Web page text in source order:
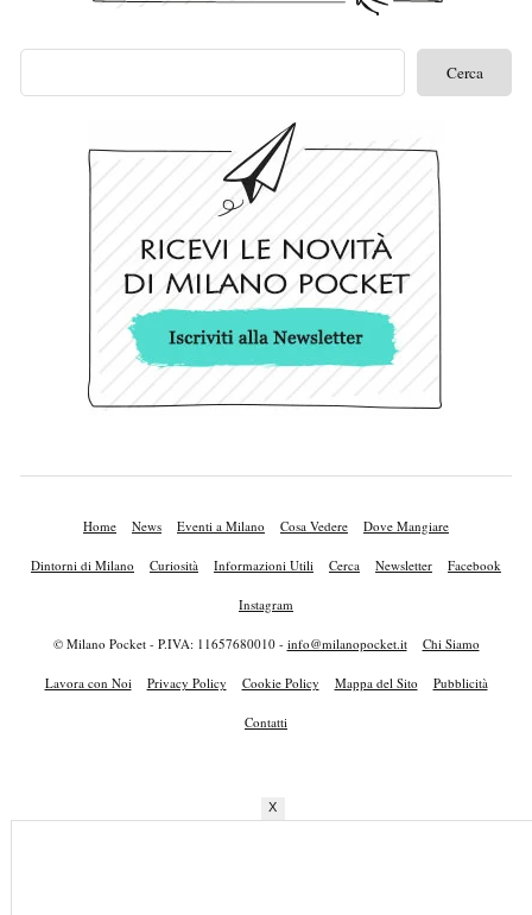
Home News Eventi a Milano Cosa Vedere Dove Mangiare
Dintorni di Milano Curiosità Informazioni Utili Cerca Newsletter Facebook
Instagram
© Milano Pocket - P.IVA: 11657680010 - info@milanopocket.it Chi Siamo
Lavora con Noi Privacy Policy Cookie Policy Mappa del Sito Pubblicità
Contatti
X